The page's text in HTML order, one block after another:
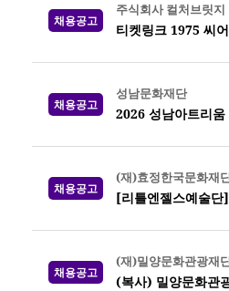
채용공고
주식회사 컬처브릿지
티켓링크 1975 씨
채용공고
성남문화재단
2026 성남아트리
채용공고
(재)효정한국문화재
[리틀엔젤스예술단
채용공고
(재)밀양문화관광재
(복사) 밀양문화관